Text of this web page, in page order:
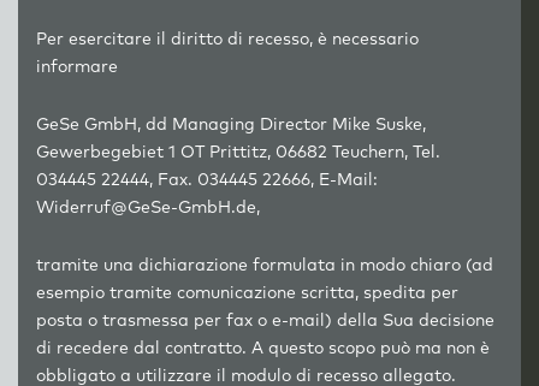
Per esercitare il diritto di recesso, è necessario
informare
GeSe GmbH, dd Managing Director Mike Suske,
Gewerbegebiet 1 OT Prittitz, 06682 Teuchern, Tel.
034445 22444, Fax. 034445 22666, E-Mail:
Widerruf@GeSe-GmbH.de,
tramite una dichiarazione formulata in modo chiaro (ad
esempio tramite comunicazione scritta, spedita per
posta o trasmessa per fax o e-mail) della Sua decisione
di recedere dal contratto. A questo scopo può ma non è
obbligato a utilizzare il modulo di recesso allegato.